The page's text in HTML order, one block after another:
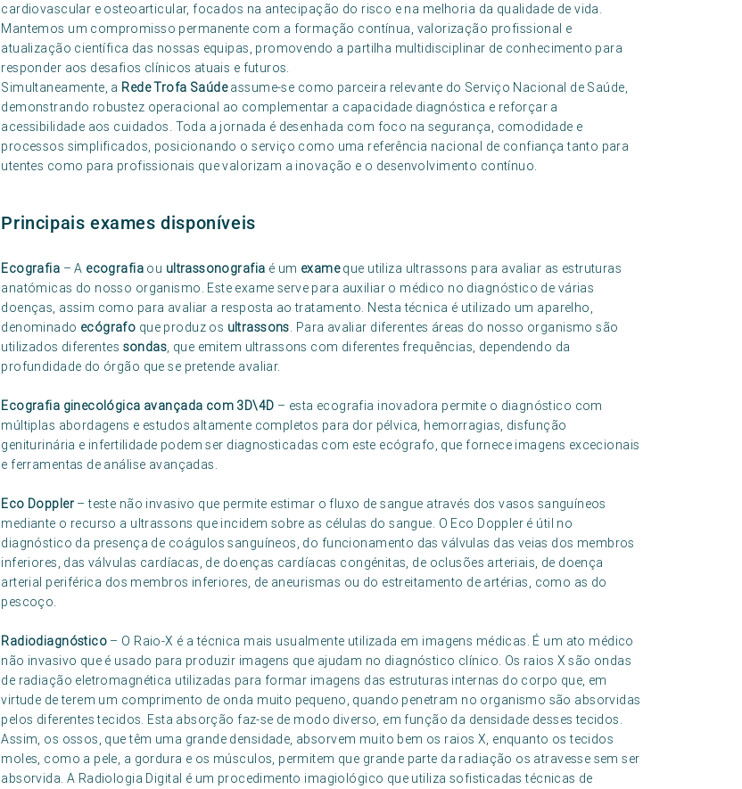
cardiovascular e osteoarticular, focados na antecipação do risco e na melhoria da qualidade de vida.
Mantemos um compromisso permanente com a formação contínua, valorização profissional e
atualização científica das nossas equipas, promovendo a partilha multidisciplinar de conhecimento para
responder aos desafios clínicos atuais e futuros.
Simultaneamente, a Rede Trofa Saúdeassume-se como parceira relevante do Serviço Nacional de Saúde,
demonstrando robustez operacional ao complementar a capacidade diagnóstica e reforçar a
acessibilidade aos cuidados. Toda a jornada é desenhada com foco na segurança, comodidade e
processos simplificados, posicionando o serviço como uma referência nacional de confiança tanto para
utentes como para profissionais que valorizam a inovação e o desenvolvimento contínuo.
Principais exames disponíveis
Ecografia – A ecografia ou ultrassonografia é um exameque utiliza ultrassons para avaliar as estruturas
anatómicas do nosso organismo. Este exame serve para auxiliar o médico no diagnóstico de várias
doenças, assim como para avaliar a resposta ao tratamento. Nesta técnica é utilizado um aparelho,
denominado ecógrafo que produz os ultrassons. Para avaliar diferentes áreas do nosso organismo são
utilizados diferentes sondas, que emitem ultrassons com diferentes frequências, dependendo da
profundidade do órgão que se pretende avaliar.
Ecografia ginecológica avançada com 3D\4D – esta ecografia inovadora permite o diagnóstico com
múltiplas abordagens e estudos altamente completos para dor pélvica, hemorragias, disfunção
geniturinária e infertilidade podem ser diagnosticadas com este ecógrafo, que fornece imagens excecionais
e ferramentas de análise avançadas.
Eco Doppler– teste não invasivo que permite estimar o fluxo de sangue através dos vasos sanguíneos
mediante o recurso a ultrassons que incidem sobre as células do sangue. O Eco Doppler é útil no
diagnóstico da presença de coágulos sanguíneos, do funcionamento das válvulas das veias dos membros
inferiores, das válvulas cardíacas, de doenças cardíacas congénitas, de oclusões arteriais, de doença
arterial periférica dos membros inferiores, de aneurismas ou do estreitamento de artérias, como as do
pescoço.
Radiodiagnóstico – O Raio-X é a técnica mais usualmente utilizada em imagens médicas. É um ato médico
não invasivo que é usado para produzir imagens que ajudam no diagnóstico clínico. Os raios X são ondas
de radiação eletromagnética utilizadas para formar imagens das estruturas internas do corpo que, em
virtude de terem um comprimento de onda muito pequeno, quando penetram no organismo são absorvidas
pelos diferentes tecidos. Esta absorção faz-se de modo diverso, em função da densidade desses tecidos.
Assim, os ossos, que têm uma grande densidade, absorvem muito bem os raios X, enquanto os tecidos
moles, como a pele, a gordura e os músculos, permitem que grande parte da radiação os atravesse sem ser
absorvida. A Radiologia Digital é um procedimento imagiológico que utiliza sofisticadas técnicas de